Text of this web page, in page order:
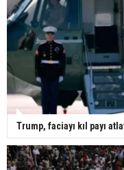
Trump, faciayı kıl payı